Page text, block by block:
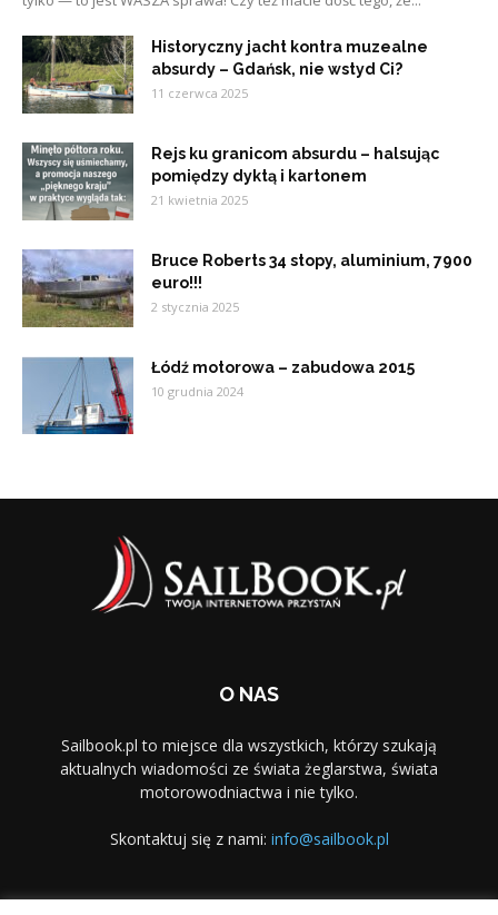
Historyczny jacht kontra muzealne
absurdy – Gdańsk, nie wstyd Ci?
11 czerwca 2025
Rejs ku granicom absurdu – halsując
pomiędzy dyktą i kartonem
21 kwietnia 2025
Bruce Roberts 34 stopy, aluminium, 7900
euro!!!
2 stycznia 2025
Łódź motorowa – zabudowa 2015
10 grudnia 2024
O NAS
Sailbook.pl to miejsce dla wszystkich, którzy szukają
aktualnych wiadomości ze świata żeglarstwa, świata
motorowodniactwa i nie tylko.
Skontaktuj się z nami: info@sailbook.pl